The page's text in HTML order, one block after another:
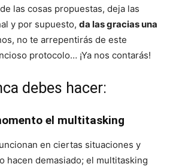
las cosas propuestas, deja las
y por supuesto, da las gracias una
no te arrepentirás de este
protocolo… ¡Ya nos contarás!
debes hacer:
el multitasking
en ciertas situaciones y
hacen demasiado; el multitasking